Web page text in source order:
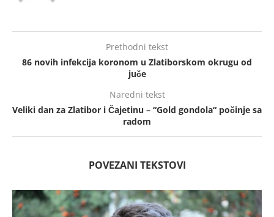
Prethodni tekst
86 novih infekcija koronom u Zlatiborskom okrugu od
juče
Naredni tekst
Veliki dan za Zlatibor i Čajetinu – “Gold gondola“ počinje sa
radom
POVEZANI TEKSTOVI